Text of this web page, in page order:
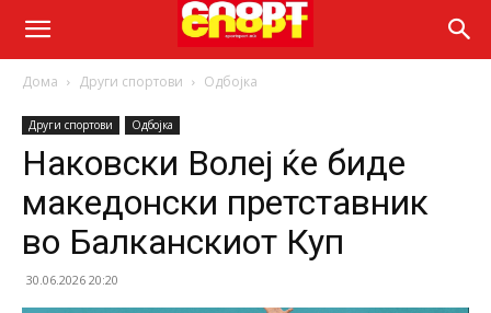
Дома Други спортови Одбојка
Други спортови Одбојка
Наковски Волеј ќе биде
македонски претставник
во Балканскиот Куп
30.06.2026 20:20